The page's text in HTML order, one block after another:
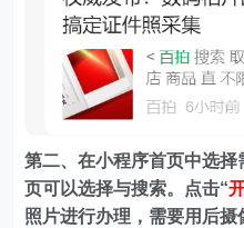
第二、在小程序首页中选择
页可以选择与搜索。
点击“
照片进行办理，需要用后摄